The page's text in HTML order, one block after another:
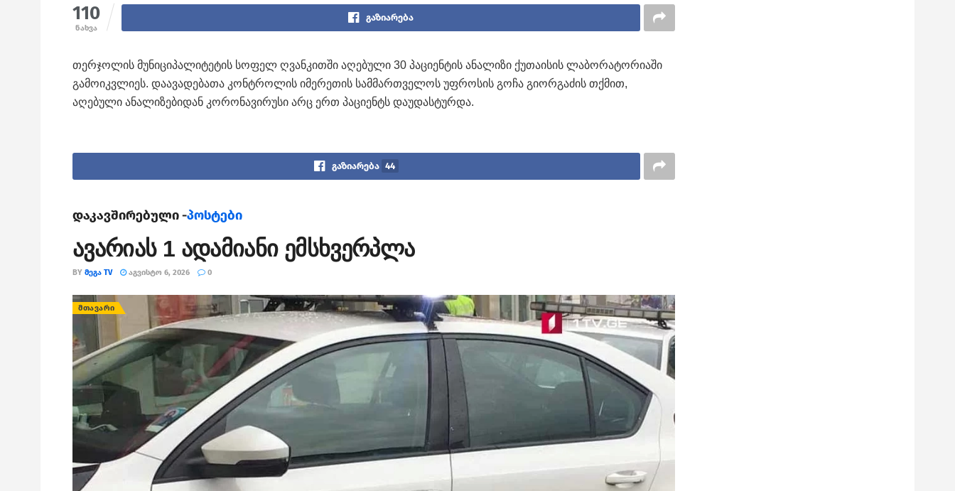
110
ნახვა
გაზიარება
თერჯოლის მუნიციპალიტეტის სოფელ ღვანკითში აღებული 30 პაციენტის ანალიზი ქუთაისის ლაბორატორიაში
გამოიკვლიეს. დაავადებათა კონტროლის იმერეთის სამმართველოს უფროსის გოჩა გიორგაძის თქმით,
აღებული ანალიზებიდან კორონავირუსი არც ერთ პაციენტს დაუდასტურდა.
გაზიარება 44
დაკავშირებული -პოსტები
ავარიას 1 ადამიანი ემსხვერპლა
BY ᲛᲔᲒᲐ TV ᲐᲒᲕᲘᲡᲢᲝ 6, 2026 0
ᲛᲗᲐᲕᲐᲠᲘ